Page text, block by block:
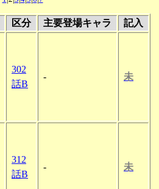
区分 主要登場キャラ 記入
302
話B
- 未
312
話B
- 未